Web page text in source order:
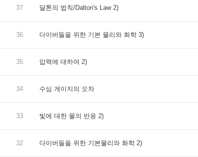
37 달톤의 법칙/Dalton's Law 2)
36 다이버들을 위한 기본 물리와 화학 3)
35 압력에 대하여 2)
34 수심 게이지의 오차
33 빛에 대한 물의 반응 2)
32 다이버들을 위한 기본물리와 화학 2)